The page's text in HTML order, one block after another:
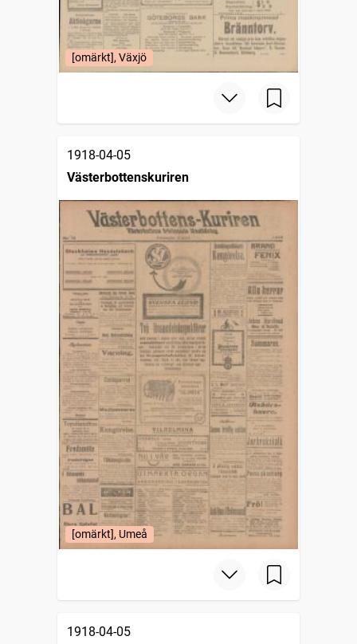
[omärkt], Växjö
1918-04-05
Västerbottenskuriren
[omärkt], Umeå
1918-04-05